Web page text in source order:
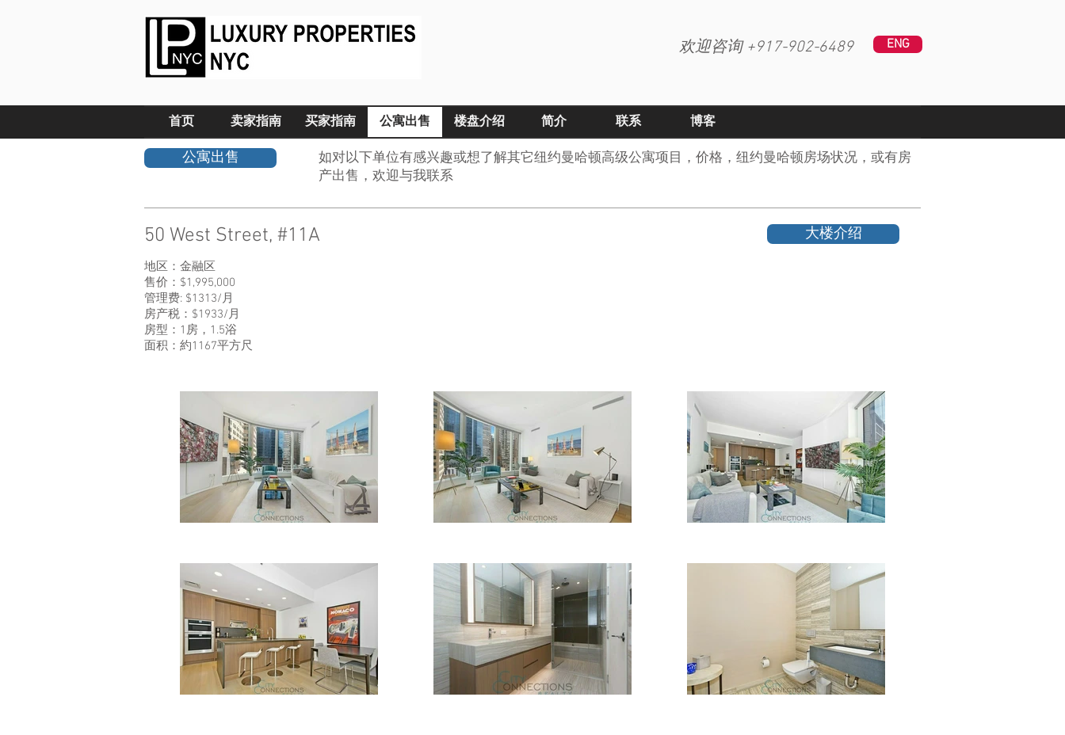
欢迎咨询 +917-902-6489 ENG
首页 卖家指南 买家指南 公寓出售 楼盘介绍 简介 联系 博客
公寓出售
如对以下单位有感兴趣或想了解其它纽约曼哈顿高级公寓项目，价格，纽约曼哈顿房场状况，或有房
产出售，欢迎与我联系
50 West Street, #11A
地区：金融区
售价：$1,995,000
管理费: $1313/月
房产税：$1933/月
房型：1房，1.5浴
面积：約1167平方尺
大楼介绍